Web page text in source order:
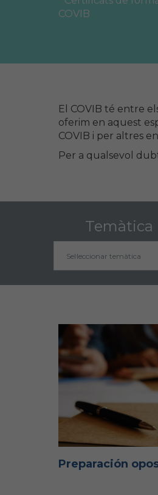
Àrea
COVIB
El COVIB té entre
oferim en aquest
COVIB i per altres
Per a qualsevol
Temàtica
Preparación